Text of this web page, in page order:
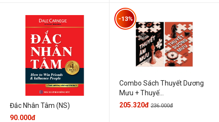
Đắc Nhân Tâm (NS)
90.000đ
Combo Sách Thuyết Dương
Mưu + Thuyế...
-13%
205.320đ 236.000đ